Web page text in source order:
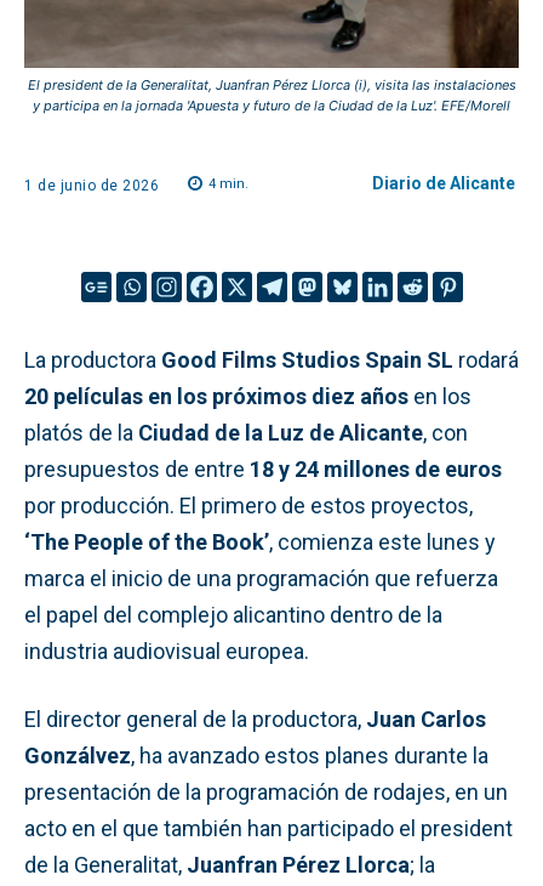
El president de la Generalitat, Juanfran Pérez Llorca (i), visita las instalaciones
y participa en la jornada 'Apuesta y futuro de la Ciudad de la Luz'. EFE/Morell
1 de junio de 2026 4 min. Diario de Alicante
La productora Good Films Studios Spain SL rodará
20 películas en los próximos diez años en los
platós de la Ciudad de la Luz de Alicante, con
presupuestos de entre 18 y 24 millones de euros
por producción. El primero de estos proyectos,
‘The People of the Book’, comienza este lunes y
marca el inicio de una programación que refuerza
el papel del complejo alicantino dentro de la
industria audiovisual europea.
El director general de la productora, Juan Carlos
Gonzálvez, ha avanzado estos planes durante la
presentación de la programación de rodajes, en un
acto en el que también han participado el president
de la Generalitat, Juanfran Pérez Llorca; la